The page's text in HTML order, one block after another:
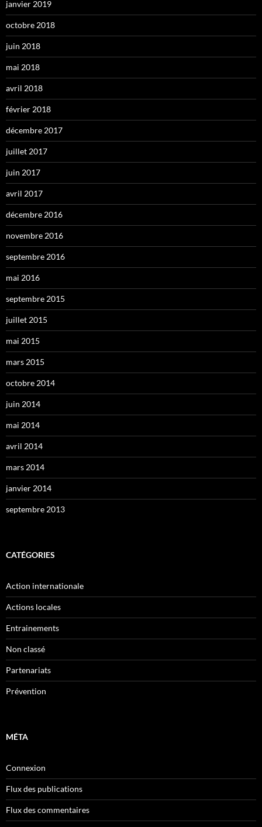
janvier 2019
octobre 2018
juin 2018
mai 2018
avril 2018
février 2018
décembre 2017
juillet 2017
juin 2017
avril 2017
décembre 2016
novembre 2016
septembre 2016
mai 2016
septembre 2015
juillet 2015
mai 2015
mars 2015
octobre 2014
juin 2014
mai 2014
avril 2014
mars 2014
janvier 2014
septembre 2013
CATÉGORIES
Action internationale
Actions locales
Entrainements
Non classé
Partenariats
Prévention
MÉTA
Connexion
Flux des publications
Flux des commentaires